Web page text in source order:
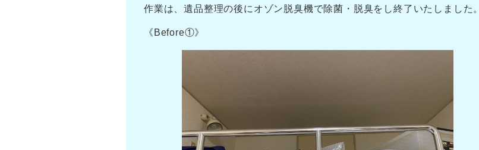
作業は、遺品整理の後にオゾン脱臭機で除菌・脱臭をし終了いたしました。
《Before①》